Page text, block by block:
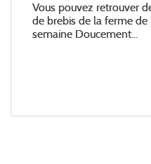
Vous pouvez retrouver
de brebis de la ferme
semaine Doucement...